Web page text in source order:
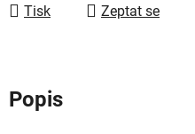
Tisk Zeptat se
Popis